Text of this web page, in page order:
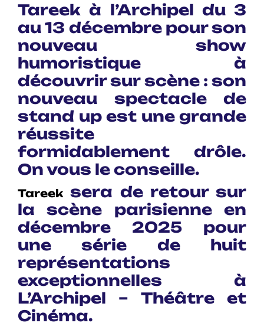
Tareek à l’Archipel du 3
au 13 décembre pour son
nouveau show
humoristique à
découvrir sur scène : son
nouveau spectacle de
stand up est une grande
réussite
formidablement drôle.
On vous le conseille.
Tareek sera de retour sur
la scène parisienne en
décembre 2025 pour
une série de huit
représentations
exceptionnelles à
L’Archipel – Théâtre et
Cinéma.